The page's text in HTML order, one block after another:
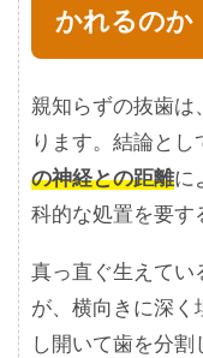
かれるのか
親知らずの抜歯は
ります。結論とし
の神経との距離に
科的な処置を要す
真っ直ぐ生えてい
が、横向きに深く
し開いて歯を分割